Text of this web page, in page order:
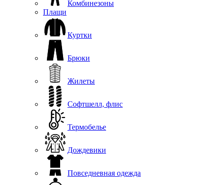
Комбинезоны
Плащи
Куртки
Брюки
Жилеты
Софтшелл, флис
Термобелье
Дождевики
Повседневная одежда